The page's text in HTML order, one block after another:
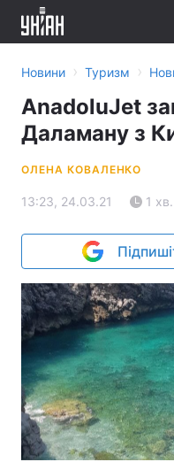
Новини › Туризм ›
AnadoluJet
Даламану з
ОЛЕНА КОВАЛЕНКО
13:23, 24.03.21 1 хв.